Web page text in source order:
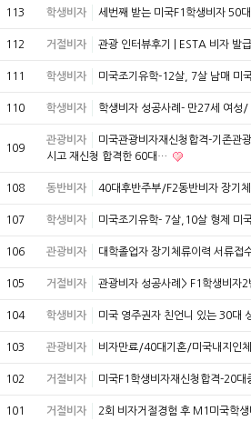
113 학생비자 세번째 받는 미국F1학생비자 50
112 거절비자 관광 인터뷰후기 | ESTA 비자 발
111 학생비자 미국조기유학-12살, 7살 남매 미
110 학생비자 학생비자 성공사례- 만27세 여성
109
관광비자
미국관광비자재신청합격-기존관
시고 재신청 합격한 60대…
108 동반비자 40대후반주부/F2동반비자 장기
107 학생비자 미국조기유학- 7살,10살 형제 미
106 관광비자 대학졸업자 장기체류이력 서류접
105 거절비자 관광비자 성공사례> F1학생비자
104 학생비자 미국 영주권자 친언니 있는 30대
103 관광비자 비자만료/40대기혼/미국내지인
102 거절비자 미국F1학생비자재신청합격-20
101 거절비자 2회 비자거절경험 후 M1미국학생